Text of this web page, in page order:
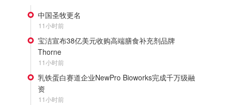
中国圣牧更名
11小时前
宝洁宣布38亿美元收购高端膳食补充剂品牌
Thorne
11小时前
乳铁蛋白赛道企业NewPro Bioworks完成千万级融
资
11小时前